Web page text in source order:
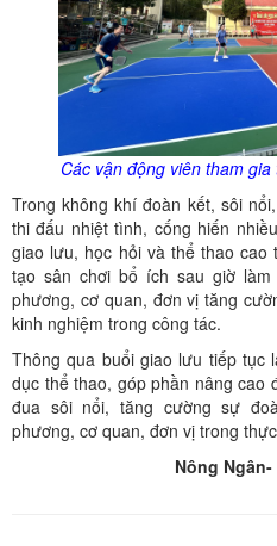
Các vận động viên tham
Trong không khí đoàn kết, sôi
thi đấu nhiệt tình, cống hiến
giao lưu, học hỏi và thể thao
tạo sân chơi bổ ích sau giờ
phương, cơ quan, đơn vị tăng
kinh nghiệm trong công tác.
Thông qua buổi giao lưu tiếp tục
dục thể thao, góp phần nâng cao
đua sôi nổi, tăng cường sự
phương, cơ quan, đơn vị trong
Nông